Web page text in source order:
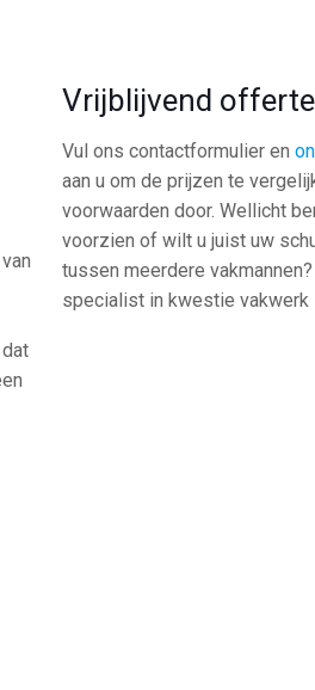
Vrijblijvend
Vul ons contactformulier en
aan u om de prijzen te
voorwaarden door. Wellicht
voorzien of wilt u juist uw
tussen meerdere
specialist in kwestie vakwerk